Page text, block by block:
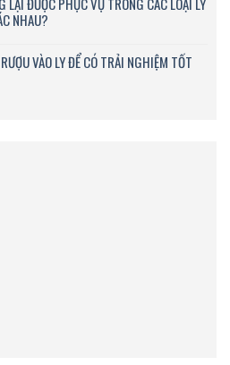
LẠI ĐƯỢC PHỤC VỤ TRONG CÁC LOẠI LY
NHAU?
VÀO LY ĐỂ CÓ TRẢI NGHIỆM TỐT